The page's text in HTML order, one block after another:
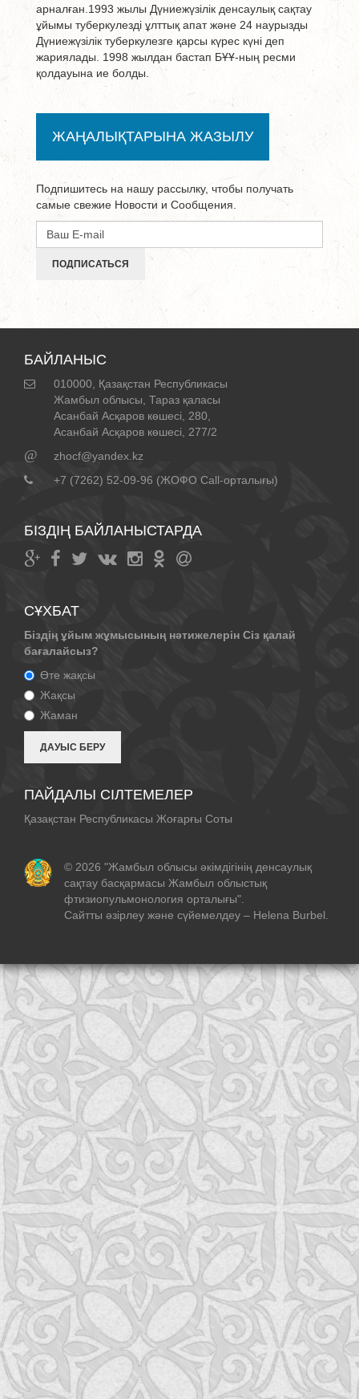
арналған.1993 жылы Дүниежүзілік денсаулық сақтау
ұйымы туберкулезді ұлттық апат және 24 наурызды
Дүниежүзілік туберкулезге қарсы күрес күні деп
жариялады. 1998 жылдан бастап БҰҰ-ның ресми
қолдауына ие болды.
ЖАҢАЛЫҚТАРЫНА ЖАЗЫЛУ
Подпишитесь на нашу рассылку, чтобы получать
самые свежие Новости и Сообщения.
ПОДПИСАТЬСЯ
БАЙЛАНЫС
010000, Қазақстан Республикасы
Жамбыл облысы, Тараз қаласы
Асанбай Асқаров көшесі, 280,
Асанбай Асқаров көшесі, 277/2
@
zhocf@yandex.kz
+7 (7262) 52-09-96 (ЖОФО Call-орталығы)
БІЗДІҢ БАЙЛАНЫСТАРДА
СҰХБАТ
Біздің ұйым жұмысының нәтижелерін Сіз қалай
бағалайсыз?
Өте жақсы
Жақсы
Жаман
ПАЙДАЛЫ СІЛТЕМЕЛЕР
Қазақстан Республикасы Жоғарғы Соты
© 2026 "Жамбыл облысы әкімдігінің денсаулық
сақтау басқармасы Жамбыл облыстық
фтизиопульмонология орталығы".
Сайтты әзірлеу және сүйемелдеу – Helena Burbel